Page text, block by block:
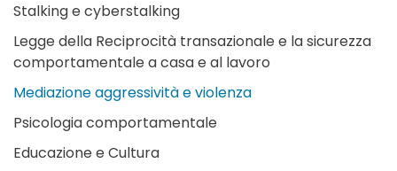
Stalking e cyberstalking
Legge della Reciprocità transazionale e la sicurezza
comportamentale a casa e al lavoro
Mediazione aggressività e violenza
Psicologia comportamentale
Educazione e Cultura